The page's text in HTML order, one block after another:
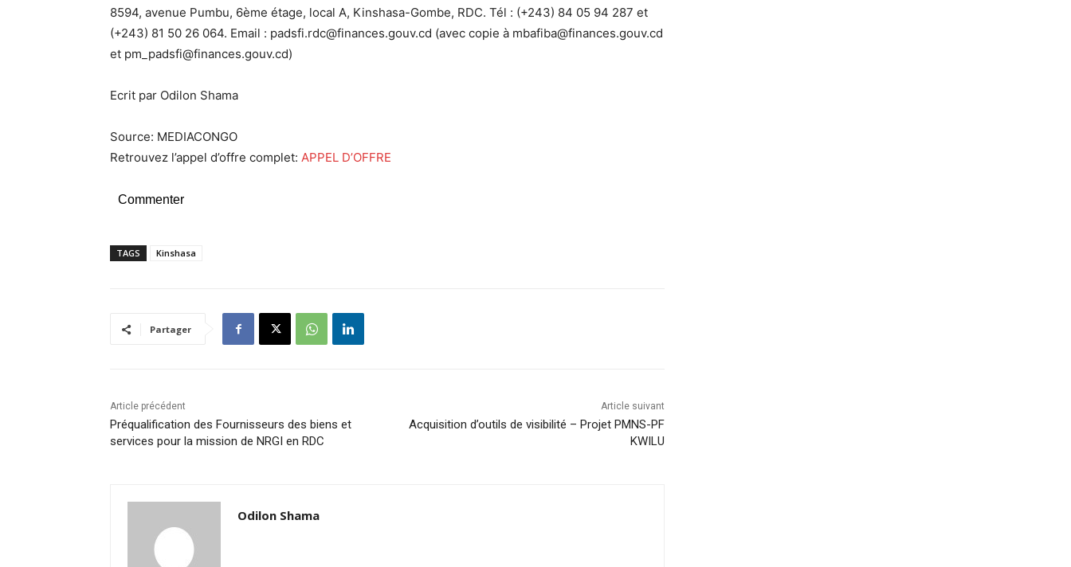
8594, avenue Pumbu, 6ème étage, local A, Kinshasa-Gombe, RDC. Tél : (+243) 84 05 94 287 et
(+243) 81 50 26 064. Email : padsfi.rdc@finances.gouv.cd (avec copie à mbafiba@finances.gouv.cd
et pm_padsfi@finances.gouv.cd)
Ecrit par Odilon Shama
Source: MEDIACONGO
Retrouvez l’appel d’offre complet: APPEL D’OFFRE
Commenter
TAGS Kinshasa
Partager
Article précédent
Préqualification des Fournisseurs des biens et
services pour la mission de NRGI en RDC
Article suivant
Acquisition d’outils de visibilité – Projet PMNS-PF
KWILU
Odilon Shama